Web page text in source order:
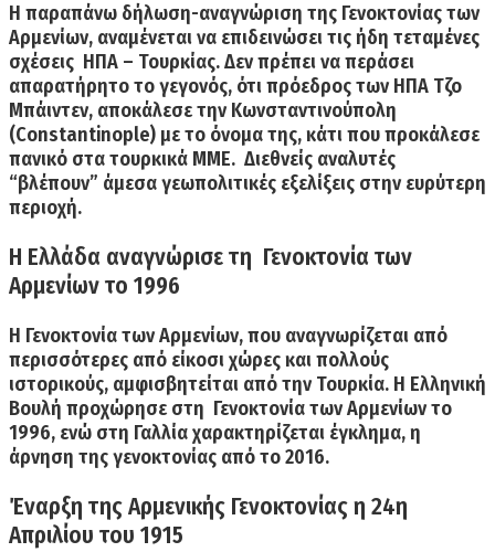
Η παραπάνω δήλωση-αναγνώριση της Γενοκτονίας των
Αρμενίων, αναμένεται να επιδεινώσει τις ήδη τεταμένες
σχέσεις ΗΠΑ – Τουρκίας. Δεν πρέπει να περάσει
απαρατήρητο το γεγονός, ότι πρόεδρος των ΗΠΑ Τζο
Μπάιντεν, αποκάλεσε την Κωνσταντινούπολη
(Constantinople) με το όνομα της,κάτι που προκάλεσε
πανικό στα τουρκικά ΜΜΕ. Διεθνείς αναλυτές
“βλέπουν” άμεσα γεωπολιτικές εξελίξεις στην ευρύτερη
περιοχή.
Η Ελλάδα αναγνώρισε τη Γενοκτονία των
Αρμενίων το 1996
Η Γενοκτονία των Αρμενίων, που αναγνωρίζεται από
περισσότερες από είκοσι χώρεςκαι πολλούς
ιστορικούς, αμφισβητείται από την Τουρκία. Η Ελληνική
Βουλή προχώρησε στη Γενοκτονία των Αρμενίων το
1996, ενώ στη Γαλλία χαρακτηρίζεται έγκλημα,η
άρνηση της γενοκτονίας από το2016.
Έναρξη της Αρμενικής Γενοκτονίας η 24η
Απριλίου του 1915